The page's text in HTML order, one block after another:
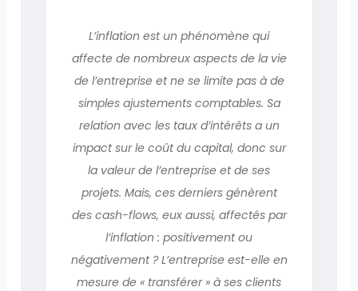
L’inflation est un phénomène qui
affecte de nombreux aspects de la vie
de l’entreprise et ne se limite pas à de
simples ajustements comptables. Sa
relation avec les taux d’intérêts a un
impact sur le coût du capital, donc sur
la valeur de l’entreprise et de ses
projets. Mais, ces derniers génèrent
des cash-flows, eux aussi, affectés par
l’inflation : positivement ou
négativement ? L’entreprise est-elle en
mesure de « transférer » à ses clients